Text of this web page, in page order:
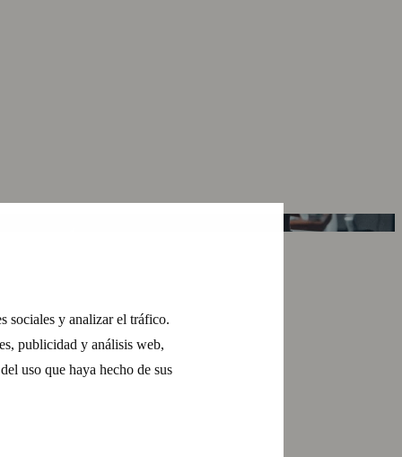
sociales y analizar el tráfico.
publicidad y análisis web,
uso que haya hecho de sus